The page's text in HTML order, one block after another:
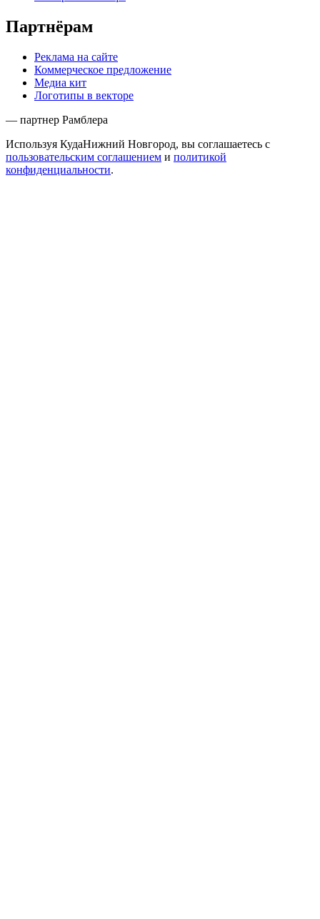
Партнёрам
Реклама на сайте
Коммерческое предложение
Медиа кит
Логотипы в векторе
— партнер Рамблера
Используя КудаНижний Новгород, вы соглашаетесь с
пользовательским соглашением и политикой
конфиденциальности.